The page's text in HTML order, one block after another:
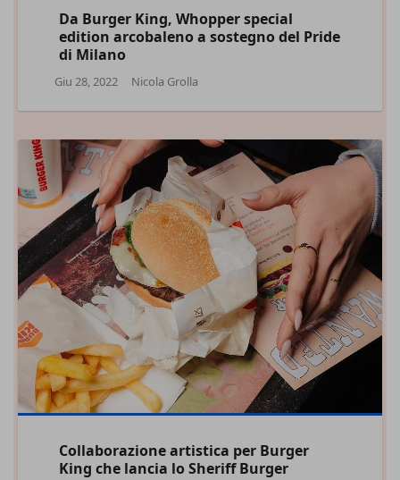
Da Burger King, Whopper special
edition arcobaleno a sostegno del Pride
di Milano
Giu 28, 2022 Nicola Grolla
Collaborazione artistica per Burger
King che lancia lo Sheriff Burger